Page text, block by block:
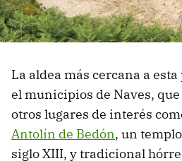
La aldea más cercana a
el municipios de Naves,
otros lugares de interés
Antolín de Bedón, un
siglo XIII, y tradicional